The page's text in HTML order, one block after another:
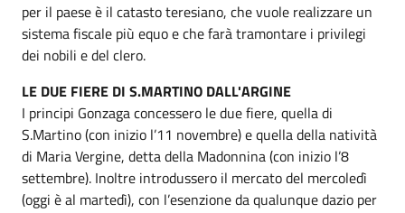
per il paese è il catasto teresiano, che vuole realizzare un
sistema fiscale più equo e che farà tramontare i privilegi
dei nobili e del clero.
LE DUE FIERE DI S.MARTINO DALL'ARGINE
I principi Gonzaga concessero le due fiere, quella di
S.Martino (con inizio l’11 novembre) e quella della natività
di Maria Vergine, detta della Madonnina (con inizio l’8
settembre). Inoltre introdussero il mercato del mercoledì
(oggi è al martedì), con l’esenzione da qualunque dazio per